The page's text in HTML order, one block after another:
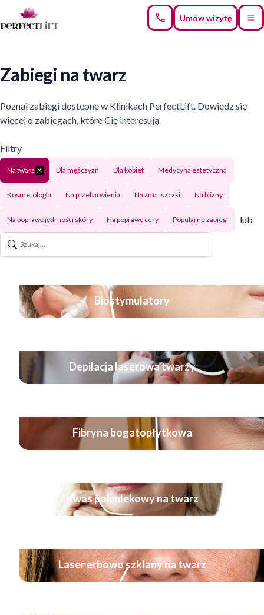
Umów wizytę
Zabiegi na twarz
Poznaj zabiegi dostępne w Klinikach PerfectLift. Dowiedz się
więcej o zabiegach, które Cię interesują.
Filtry
Na twarz Dla mężczyzn Dla kobiet Medycyna estetyczna
Kosmetologia Na przebarwienia Na zmarszczki Na blizny
Na poprawę jędrności skóry Na poprawę cery Popularne zabiegi lub
Biostymulatory
Depilacja laserowa twarzy
Fibryna bogatopłytkowa
Kwas polimlekowy na twarz
Laser erbowo szklany na twarz